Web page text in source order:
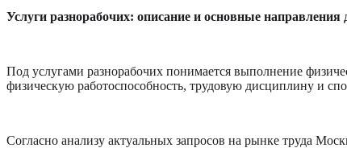
Услуги разнорабочих: описание и основные направления
Под услугами разнорабочих понимается выполнение
физическую работоспособность, трудовую дисциплину и
Согласно анализу актуальных запросов на рынке труда